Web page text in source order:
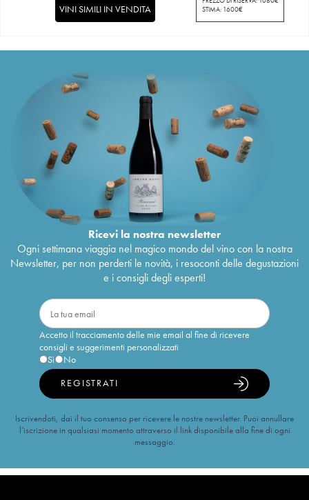
STIMA: 1600€
VINI SIMILI IN VENDITA
Ricevi la nostra newsletter
Ogni settimana viaggia nel magico mondo del vino con la nostra
Newsletter, per non perderti le novità, i resoconti delle degustazioni
e i consigli degli esperti!
Accetto il tracciamento delle mie email al fine di ricevere
consigli e suggerimenti personalizzati
Sì
No
REGISTRATI
Iscrivendoti, dai il tuo consenso per ricevere le nostre newsletter. Puoi annullare
l’iscrizione in qualsiasi momento attraverso il link disponibile alla fine di ogni
messaggio.